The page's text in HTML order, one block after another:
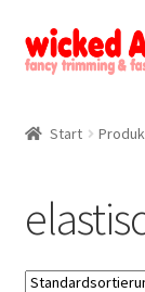
Zur
Navigation
Zum
Inhalt
Mein Konto
Kontakt
Start